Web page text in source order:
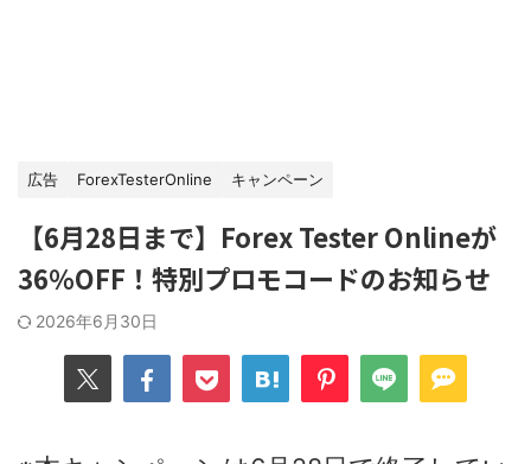
広告 ForexTesterOnline キャンペーン
【6月28日まで】Forex Tester Onlineが
36％OFF！特別プロモコードのお知らせ
2026年6月30日